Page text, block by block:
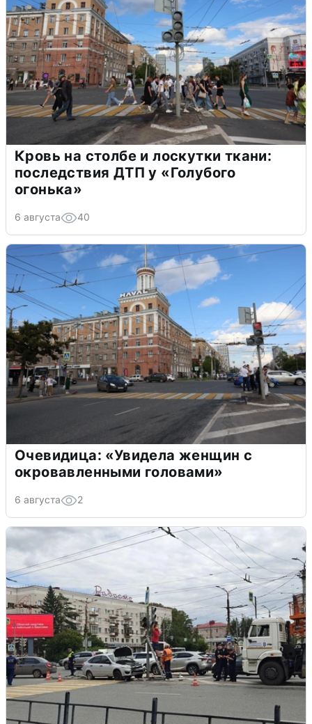
Кровь на столбе и лоскутки ткани:
последствия ДТП у «Голубого
огонька»
6 августа 40
Очевидица: «Увидела женщин с
окровавленными головами»
6 августа 2